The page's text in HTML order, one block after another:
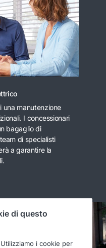
una manutenzione
I concessionari
bagaglio di
di specialisti
a garantire la
di questo
i cookie per